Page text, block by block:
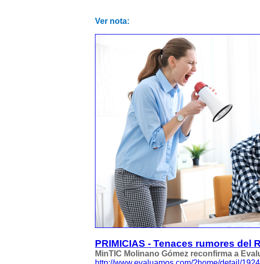
Ver nota:
PRIMICIAS - Tenaces rumores del
MinTIC Molinano Gómez reconfirma a